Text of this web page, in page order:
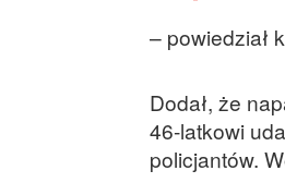
– powiedział
Dodał, że
46-latkowi
policjantów.